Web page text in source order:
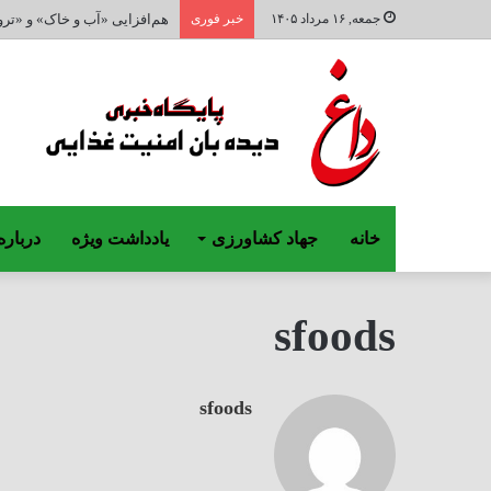
جمعه, ۱۶ مرداد ۱۴۰۵ خبر فوری هم‌افزایی «آب و خاک» و
خانه جهاد کشاورزی یادداشت ویژه
sfoods
sfoods